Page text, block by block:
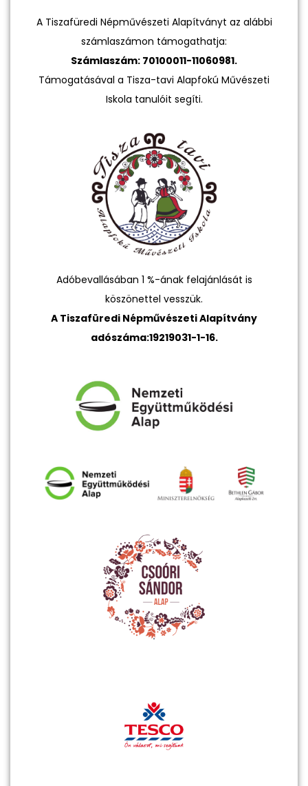
A Tiszafüredi Népművészeti Alapítványt az alábbi
számlaszámon támogathatja:
Számlaszám: 70100011-11060981.
Támogatásával a Tisza-tavi Alapfokú Művészeti
Iskola tanulóit segíti.
Adóbevallásában 1 %-ának felajánlását is
köszönettel vesszük.
A Tiszafüredi Népművészeti Alapítvány
adószáma:19219031-1-16.